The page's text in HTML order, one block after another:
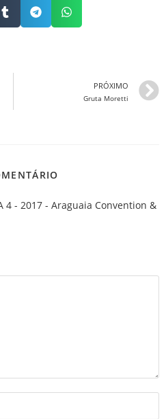
PRÓXIMO
Gruta Moretti
4 - 2017 - Araguaia Convention &